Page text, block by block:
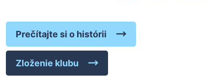
Prečítajte si o histórii
Zloženie klubu